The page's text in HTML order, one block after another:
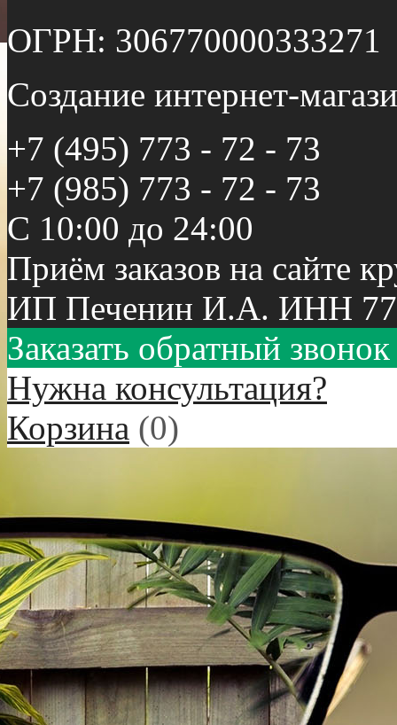
ОГРН: 306770000333271
Создание интернет-
+7 (495) 773 - 72 - 73
+7 (985) 773 - 72 - 73
С 10:00 до 24:00
Приём заказов на сайте
ИП Печенин И.А. ИНН
Заказать обратный звонок
Нужна консультация?
Корзина (0)